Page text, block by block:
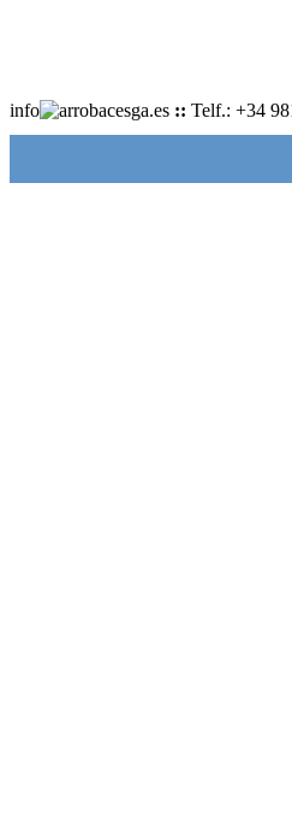
info cesga.es :: Telf.: +34